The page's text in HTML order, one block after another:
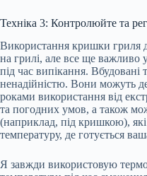
Техніка 3: Контролюйте та
Використання кришки гриля
на грилі, але все ще важливо
під час випікання. Вбудовані
ненадійністю. Вони можуть
роками використання від
та погодних умов, а також
(наприклад, під кришкою),
температуру, де готується
Я завжди використовую